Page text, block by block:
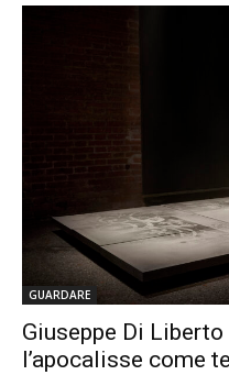
GUARDARE
Giuseppe Di Liberto
l’apocalisse come